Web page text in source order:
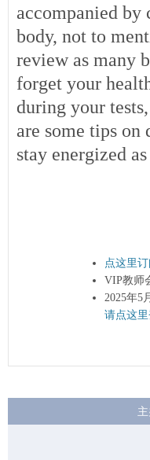
accompanied
body, not to
review as many
forget your
during your
are some tips
stay energized
点这里订
VIP教师
2025年5
请点这
主